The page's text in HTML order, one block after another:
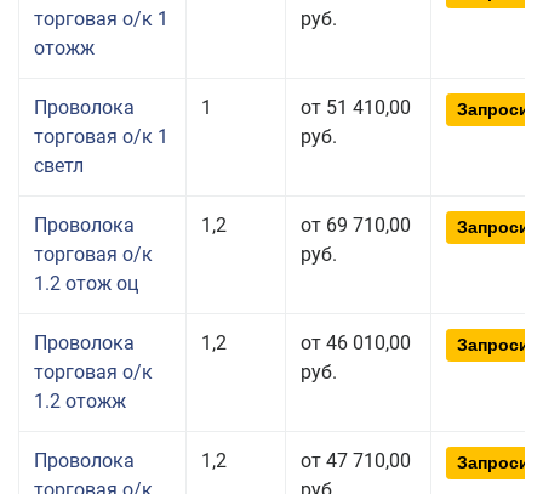
торговая о/к 1
отожж
руб.
Проволока
торговая о/к 1
светл
1
от 51 410,00
руб.
Проволока
торговая о/к
1.2 отож оц
1,2
от 69 710,00
руб.
Проволока
торговая о/к
1.2 отожж
1,2
от 46 010,00
руб.
Проволока
1,2
от 47 710,00